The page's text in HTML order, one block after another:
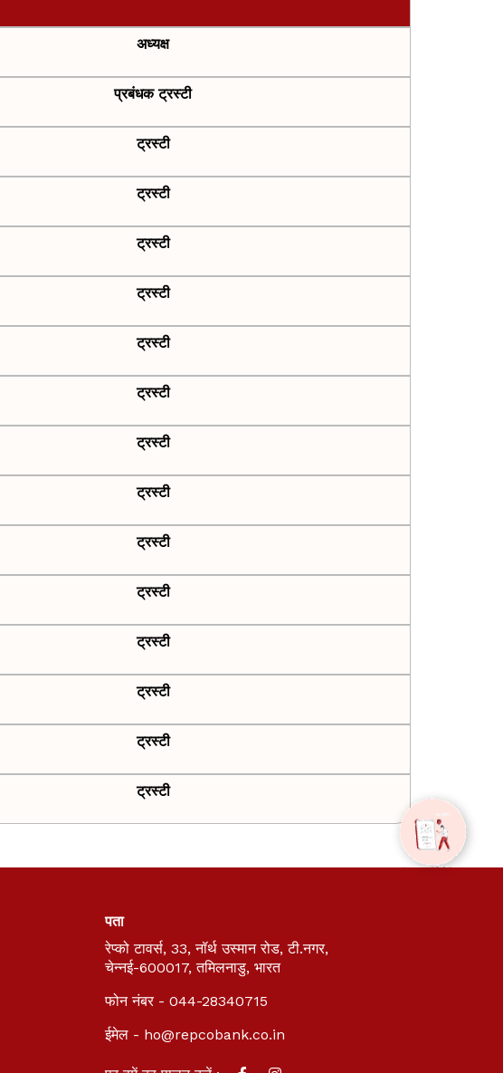
अध्यक्ष
प्रबंधक ट्रस्टी
ट्रस्टी
ट्रस्टी
ट्रस्टी
ट्रस्टी
ट्रस्टी
ट्रस्टी
ट्रस्टी
ट्रस्टी
ट्रस्टी
ट्रस्टी
ट्रस्टी
ट्रस्टी
ट्रस्टी
ट्रस्टी
पता
रेप्को टावर्स, 33, नॉर्थ उस्मान रोड, टी.नगर,
चेन्नई-600017, तमिलनाडु, भारत
फोन नंबर - 044-28340715
ईमेल - ho@repcobank.co.in